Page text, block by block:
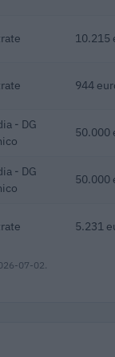
10.215
944
- DG
50.000
- DG
50.000
5.231
07-02.